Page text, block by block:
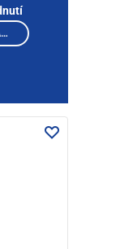
VYBRAT PRODEJNU A ZOBRAZIT PRODUKTY